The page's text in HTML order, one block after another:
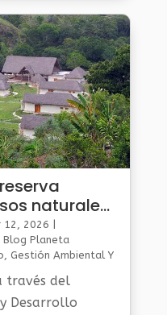
la acción y la
imaginar
naturales
Nevada
12, 2026 |
Blog Planeta
Gestión Ambiental Y
través del
Desarrollo